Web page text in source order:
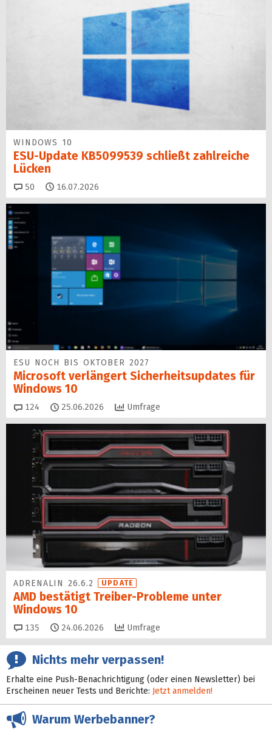
WINDOWS 10
ESU-Update KB5099539 schließt zahlreiche
Lücken
50 Kommentare
16.07.2026
ESU NOCH BIS OKTOBER 2027
Microsoft verlängert Sicherheitsupdates für
Windows 10
124 Kommentare
25.06.2026 Umfrage
ADRENALIN 26.6.2 UPDATE
AMD bestätigt Treiber-Probleme unter
Windows 10
135 Kommentare
24.06.2026 Umfrage
Nichts mehr verpassen!
Erhalte eine Push-Benachrichtigung (oder einen Newsletter) bei
Erscheinen neuer Tests und Berichte: Jetzt anmelden!
Warum Werbebanner?